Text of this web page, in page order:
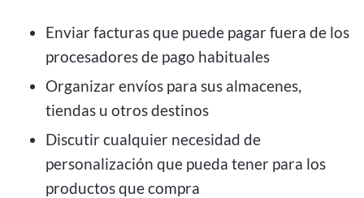
Enviar facturas que puede pagar fuera de los
procesadores de pago habituales
Organizar envíos para sus almacenes,
tiendas u otros destinos
Discutir cualquier necesidad de
personalización que pueda tener para los
productos que compra